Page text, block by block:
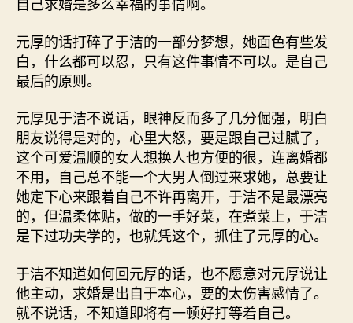
元厚的话打碎了于洁的一部分梦想，她面色有些发
白，什么都可以忍，只有这件事情不可以。是自己
最后的原则。
元厚见于洁不说话，眼神反而多了几分倔强，明白
朋友说得是对的，心里大怒，要是跟自己过腻了，
这个可爱温顺的女人想换人也方便的很，连离婚都
不用，自己总不能一个大男人倒过来求她，总要让
她定下心来跟着自己不许再离开，于洁不是最漂亮
的，但温柔体贴，做的一手好菜，在煮菜上，于洁
是下过功夫学的，也就凭这个，抓住了元厚的心。
于洁不知道如何回元厚的话，也不愿意对元厚说让
他主动，求婚是出自于本心，要的太伤害感情了。
就不说话，不知道即将有一顿好打等着自己。